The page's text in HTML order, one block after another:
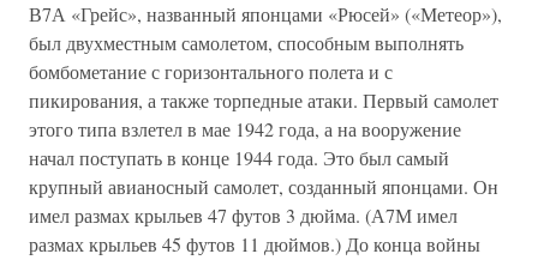
В7А «Грейс», названный японцами «Рюсей» («Метеор»),
был двухместным самолетом, способным выполнять
бомбометание с горизонтального полета и с
пикирования, а также торпедные атаки. Первый самолет
этого типа взлетел в мае 1942 года, а на вооружение
начал поступать в конце 1944 года. Это был самый
крупный авианосный самолет, созданный японцами. Он
имел размах крыльев 47 футов 3 дюйма. (А7М имел
размах крыльев 45 футов 11 дюймов.) До конца войны